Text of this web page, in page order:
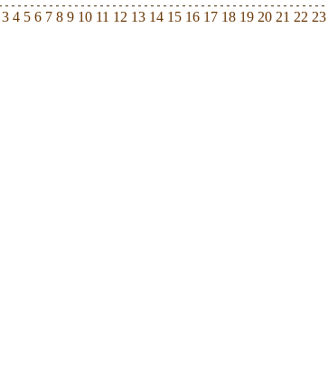
3 4 5 6 7 8 9 10 11 12 13 14 15 16 17 18 19 20 21 22 23